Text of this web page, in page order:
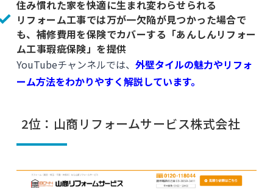
住み慣れた家を快適に生まれ変わらせられる
リフォーム工事では万が一欠陥が見つかった場合で
も、補修費用を保険でカバーする「あんしんリフォー
ム工事瑕疵保険」を提供
YouTubeチャンネルでは、 外壁タイルの魅力やリフォ
ーム方法をわかりやすく解説しています。
2位：山商リフォームサービス株式会社